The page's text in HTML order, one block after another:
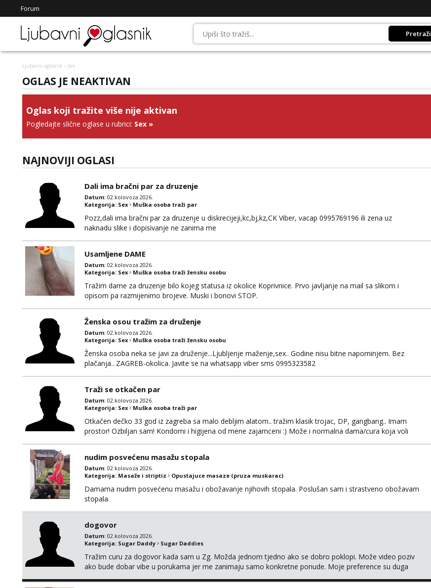
Forum
Pretraži
Ljubavni oglasnik › Sex
OGLAS JE NEAKTIVAN
Oglas koji tražite više nije aktivan
Pogledajte slične oglase u rubrici: Sex »
NAJNOVIJI OGLASI
Dali ima bračni par za druzenje
Datum: 02.kolovoza 2026.
Kategorija: Sex Muška osoba traži par
Pozz,dali ima bračni par za druzenje u diskrecijeji,kc,bj,kz,CK Viber, vacap 0995769196 ili zena uz
naknadu slike i dopisivanje ne zanima me
Usamljene DAME
Datum: 02.kolovoza 2026.
Kategorija: Sex Muška osoba traži žensku osobu
Tražim dame za druzenje bilo kojeg statusa iz okolice Koprivnice. Prvo javljanje na mail sa slikom i
opisom pa razmijenimo brojeve. Muski i bonovi STOP.
Ženska osou tražim za druženje
Datum: 02.kolovoza 2026.
Kategorija: Sex Muška osoba traži žensku osobu
Ženska osoba neka se javi za druženje...Ljubljenje maženje,sex.. Godine nisu bitne napominjem. Bez
plačanja.. ZAGREB-okolica. Javite se na whatsapp viber sms 0995323582
Traži se otkačen par
Datum: 02.kolovoza 2026.
Kategorija: Sex Muška osoba traži par
Otkačen dečko 33 god iz zagreba sa malo debljim alatom.. tražim klasik trojac, DP, gangbang.. Imam
prostor! Ozbiljan sam! Kondomi i higijena od mene zajamceni :) Može i normalna dama/cura koja voli
nudim posvećenu masažu stopala
Datum: 02.kolovoza 2026.
Kategorija: Masaže i striptiz Opustajuce masaze (pruza muskarac)
Damama nudim posvećenu masažu i obožavanje njihovih stopala. Poslušan sam i strastveno obožavam
stopala.
dogovor
Datum: 02.kolovoza 2026.
Kategorija: Sugar Daddy Sugar Daddies
Tražim curu za dogovor kada sam u Zg. Možda jednom tjedno ako se dobro poklopi. Može video poziv
ako bude dobar vibe u porukama jer me zanimaju samo konkretne ponude. Moje preference su duga